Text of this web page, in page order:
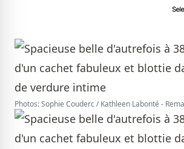
Photos: Sophie Couderc / Kathleen Labonté -